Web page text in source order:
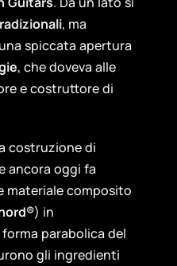
, ma
spiccata apertura
, che doveva alle
e costruttore di
costruzione di
ancora oggi fa
materiale composito
) in
parabolica del
gli ingredienti